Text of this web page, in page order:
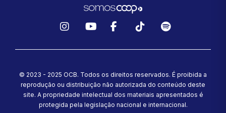
© 2023 - 2025 OCB. Todos os direitos reservados. É proibida a
reprodução ou distribuição não autorizada do conteúdo deste
site. A propriedade intelectual dos materiais apresentados é
protegida pela legislação nacional e internacional.